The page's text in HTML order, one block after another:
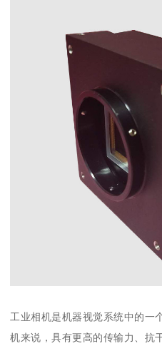
工业相机是机器视觉系统中的一
机来说，具有更高的传输力、抗